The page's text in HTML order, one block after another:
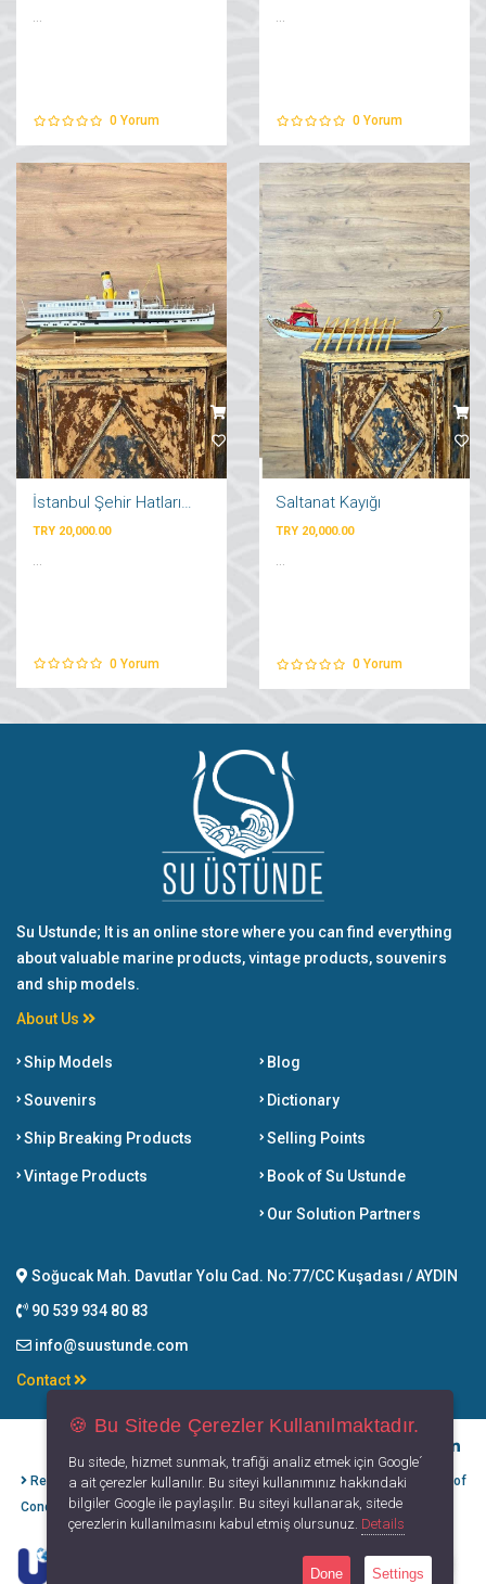
...
0 Yorum
...
0 Yorum
TRY 20,000.00
0 Yorum
Saltanat Kayığı
TRY 20,000.00
...
0 Yorum
Su Ustunde; It is an online store where you can find everything
about valuable marine products, vintage products, souvenirs
and ship models.
About Us
Ship Models
Souvenirs
Ship Breaking Products
Vintage Products
Blog
Dictionary
Selling Points
Book of Su Ustunde
Our Solution Partners
Soğucak Mah. Davutlar Yolu Cad. No:77/CC Kuşadası / AYDIN
90 539 934 80 83
info@suustunde.com
Contact
Refund Cancellation
Conditions
Protection of
Personal Data
Privacy
Principles
Terms of
Use
🍪 Bu Sitede Çerezler Kullanılmaktadır.
Bu sitede, hizmet sunmak, trafiği analiz etmek için Google´
a ait çerezler kullanılır. Bu siteyi kullanımınız hakkındaki
bilgiler Google ile paylaşılır. Bu siteyi kullanarak, sitede
çerezlerin kullanılmasını kabul etmiş olursunuz. Details
Done Settings